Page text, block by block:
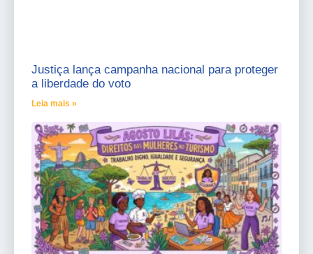
Justiça lança campanha nacional para proteger
a liberdade do voto
Leia mais »